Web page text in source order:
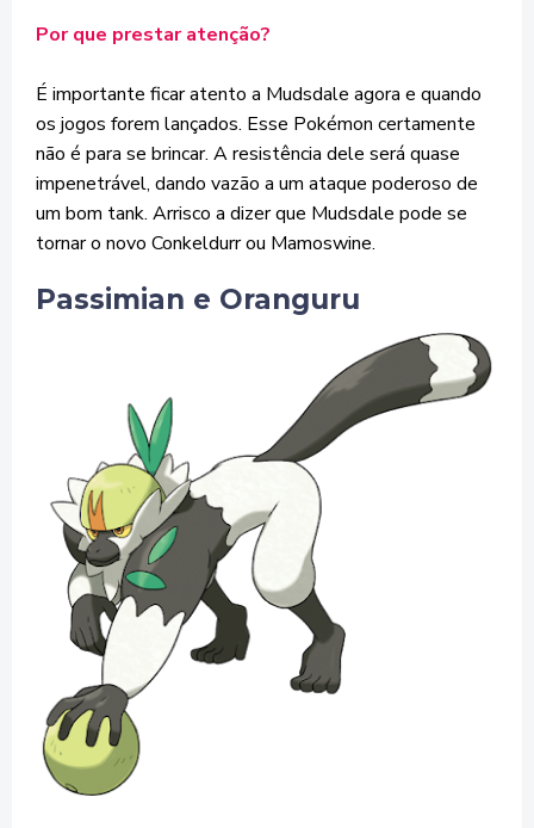
Por que prestar atenção?
É importante ficar atento a Mudsdale agora e quando
os jogos forem lançados. Esse Pokémon certamente
não é para se brincar. A resistência dele será quase
impenetrável, dando vazão a um ataque poderoso de
um bom tank. Arrisco a dizer que Mudsdale pode se
tornar o novo Conkeldurr ou Mamoswine.
Passimian e Oranguru